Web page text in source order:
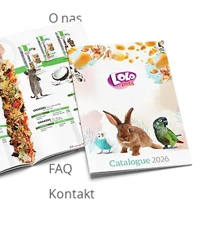
O nas
Oferta
Produkty
Katalog
Aktualności
Polityka plików cookie
FAQ
Kontakt